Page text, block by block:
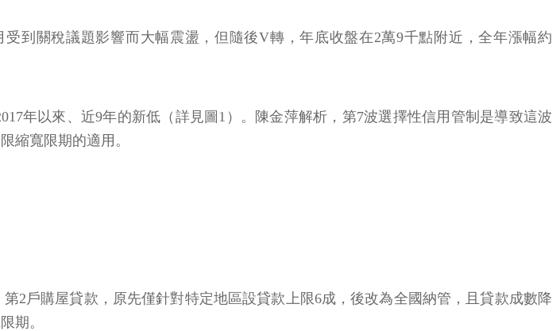
到關稅議題影響而大幅震盪，但隨後V轉，年底收盤在2萬9千點附近，全年漲幅約
年以來、近9年的新低（詳見圖1）。陳金萍解析，第7波選擇性信用管制是導致這波
縮寬限期的適用。
2戶購屋貸款，原先僅針對特定地區設貸款上限6成，後改為全國納管，且貸款成數降
期。